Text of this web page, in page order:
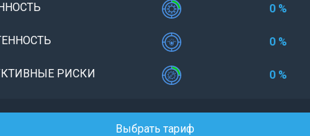
0 %
0 %
РИСКИ 0 %
Выбрать тариф